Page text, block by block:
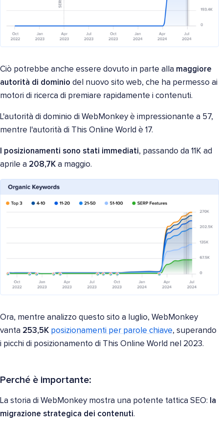
Ciò potrebbe anche essere dovuto in parte alla maggiore
autorità di dominio del nuovo sito web, che ha permesso ai
motori di ricerca di premiare rapidamente i contenuti.
L'autorità di dominio di WebMonkey è impressionante a 57,
mentre l'autorità di This Online World è 17.
I posizionamenti sono stati immediati, passando da 11K ad
aprile a 208,7K a maggio.
Ora, mentre analizzo questo sito a luglio, WebMonkey
vanta 253,5K posizionamenti per parole chiave, superando
i picchi di posizionamento di This Online World nel 2023.
Perché è importante:
La storia di WebMonkey mostra una potente tattica SEO: la
migrazione strategica dei contenuti.